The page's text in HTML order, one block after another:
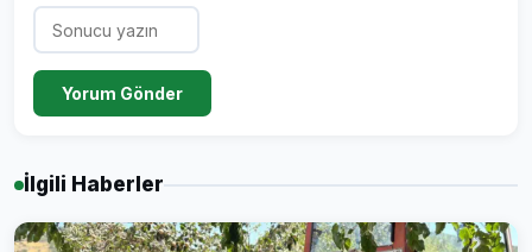
Yorum Gönder
İlgili Haberler